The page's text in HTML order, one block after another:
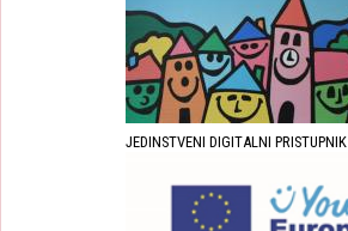
JEDINSTVENI DIGITALNI PRISTUPNIK